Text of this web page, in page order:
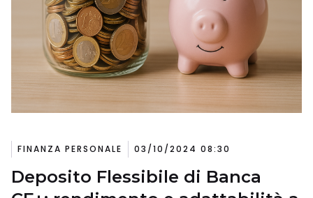
FINANZA PERSONALE 03/10/2024 08:30
Deposito Flessibile di Banca